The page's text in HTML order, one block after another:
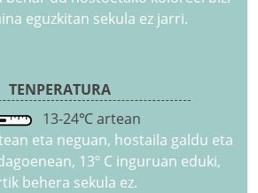
eguzkitan sekula ez jarri.
TENPERATURA
13-24℃ artean
eta neguan, hostaila galdu eta
13º C inguruan eduki,
behera sekula ez.